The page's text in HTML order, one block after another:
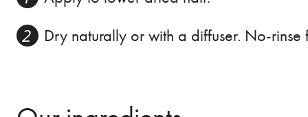
Dry naturally or with a diffuser. No-rinse